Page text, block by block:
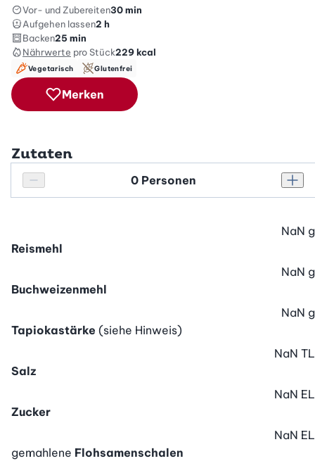
Vor- und Zubereiten30 min
Aufgehen lassen2 h
Backen25 min
Nährwerte pro Stück229kcal
Vegetarisch Glutenfrei
Merken
Zutaten
Personenanzahl verringern
Personenanzahl
Reismehl
NaN g
Buchweizenmehl
NaN g
Tapiokastärke (siehe Hinweis)
NaN g
Salz
NaN TL
Zucker
NaN EL
gemahlene Flohsamenschalen
NaN EL